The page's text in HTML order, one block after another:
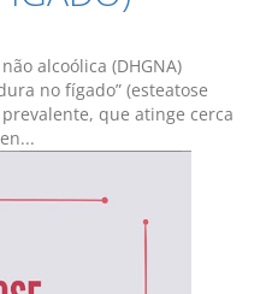
alcoólica (DHGNA)
no fígado” (esteatose
que atinge cerca